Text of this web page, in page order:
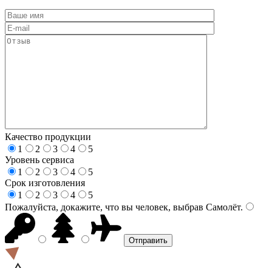
Качество продукции
1
2 3 4
5
Уровень сервиса
1
2 3 4
5
Срок изготовления
1
2 3 4
5
Пожалуйста, докажите, что вы человек, выбрав Самолёт.